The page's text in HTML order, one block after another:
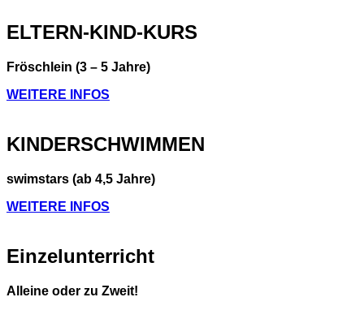
ELTERN-KIND-KURS
Fröschlein (3 – 5 Jahre)
WEITERE INFOS
KINDERSCHWIMMEN
swimstars (ab 4,5 Jahre)
WEITERE INFOS
Einzelunterricht
Alleine oder zu Zweit!